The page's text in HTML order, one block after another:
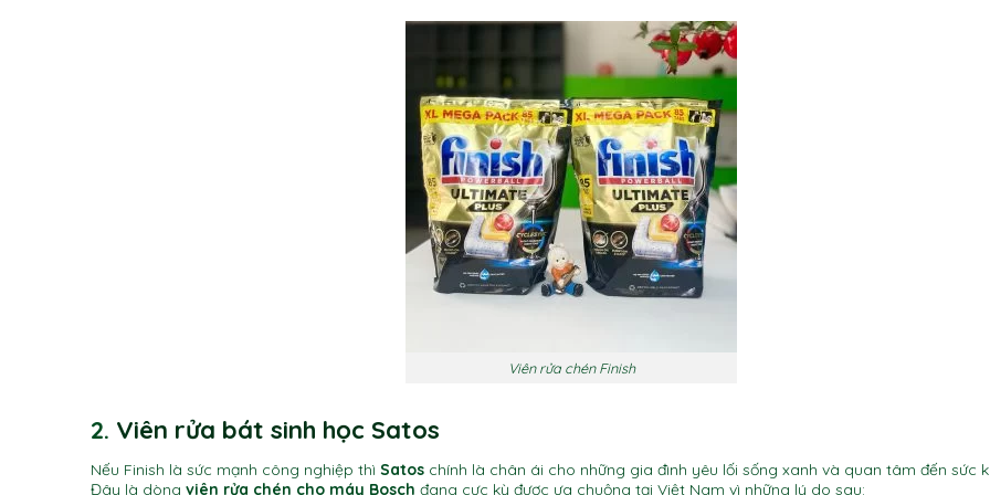
Viên rửa chén Finish
2. Viên rửa bát sinh học Satos
Nếu Finish là sức mạnh công nghiệp thì Satos chính là chân ái cho những gia đình yêu lối sống xanh và quan tâm đến sức
Đây là dòng viên rửa chén cho máy Bosch đang cực kỳ được ưa chuộng tại Việt Nam vì những lý do sau: